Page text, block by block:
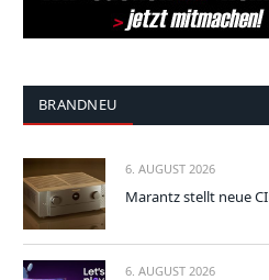
BRANDNEU
6. AUGUST 2026
Marantz stellt neue
6. AUGUST 2026